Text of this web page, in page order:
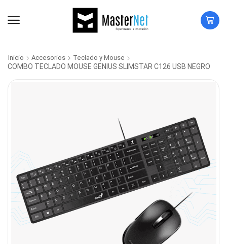
Inicio Accesorios Teclado y Mouse
COMBO TECLADO MOUSE GENIUS SLIMSTAR C126 USB NEGRO